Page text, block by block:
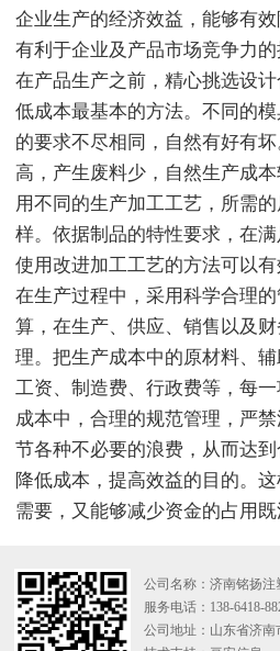
企业生产的经济效益，能够有效
有利于企业及产品市场竞争力的
在产品生产之前，精心挑选设
低成本最基本的方法。不同的
的要求不尽相同，自然有好有
高，产生废料少，自然生产成
用不同的生产加工工艺，所需
样。依据制品的特性要求，在满
使用改进加工工艺的方法可以有
在生产过程中，采用科学合理
算，在生产、供应、销售以及
理。把生产成本中的原材料、辅
工资、制造费、行政费等，每
成本中，合理的规范管理，严
节各种不必要的浪费，从而达到
降低成本，提高效益的目的。
需要，又能够减少资金的占用既
公司名称：济南铭扬注
服务电话：138-6418-
公司地址：山东省济